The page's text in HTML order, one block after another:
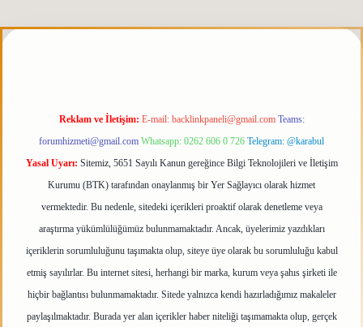
girişelexbett.nettulipbetgiris.org
Reklam ve İletişim: E-mail: backlinkpaneli@gmail.com Teams:
forumhizmeti@gmail.com Whatsapp: 0262 606 0 726 Telegram: @karabul
Yasal Uyarı: Sitemiz, 5651 Sayılı Kanun gereğince Bilgi Teknolojileri ve İletişim
Kurumu (BTK) tarafından onaylanmış bir Yer Sağlayıcı olarak hizmet
vermektedir. Bu nedenle, sitedeki içerikleri proaktif olarak denetleme veya
araştırma yükümlülüğümüz bulunmamaktadır. Ancak, üyelerimiz yazdıkları
içeriklerin sorumluluğunu taşımakta olup, siteye üye olarak bu sorumluluğu kabul
etmiş sayılırlar. Bu internet sitesi, herhangi bir marka, kurum veya şahıs şirketi ile
hiçbir bağlantısı bulunmamaktadır. Sitede yalnızca kendi hazırladığımız makaleler
paylaşılmaktadır. Burada yer alan içerikler haber niteliği taşımamakta olup, gerçek